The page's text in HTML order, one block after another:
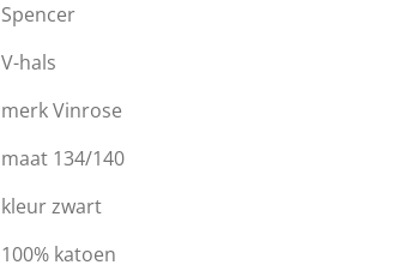
Spencer
V-hals
merk Vinrose
maat 134/140
kleur zwart
100% katoen